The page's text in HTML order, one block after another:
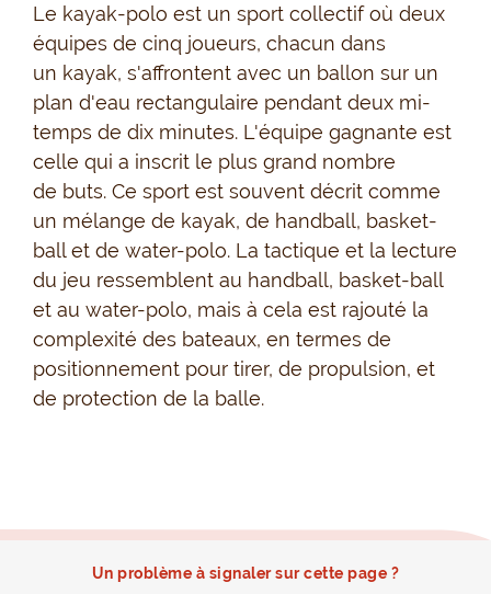
Le kayak-polo est un sport collectif où deux
équipes de cinq joueurs, chacun dans
un kayak, s'affrontent avec un ballon sur un
plan d'eau rectangulaire pendant deux mi-
temps de dix minutes. L'équipe gagnante est
celle qui a inscrit le plus grand nombre
de buts. Ce sport est souvent décrit comme
un mélange de kayak, de handball, basket-
ball et de water-polo. La tactique et la lecture
du jeu ressemblent au handball, basket-ball
et au water-polo, mais à cela est rajouté la
complexité des bateaux, en termes de
positionnement pour tirer, de propulsion, et
de protection de la balle.
Un problème à signaler sur cette page ?